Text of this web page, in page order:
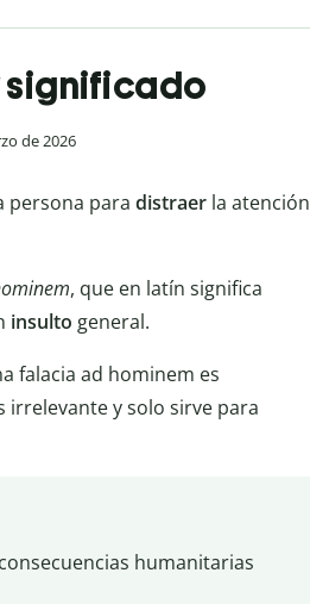
significado
de 2026
persona para distraer la atención
, que en latín significa
insulto general.
falacia ad hominem es
y solo sirve para
humanitarias